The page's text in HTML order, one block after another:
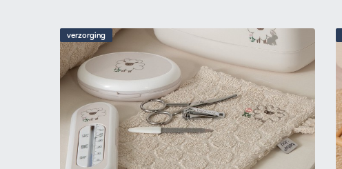
verzorging